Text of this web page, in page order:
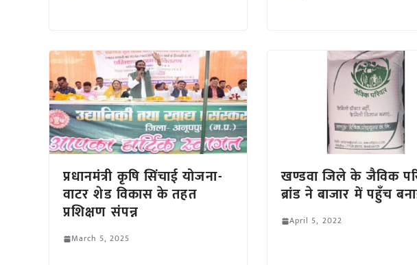
प्रधानमंत्री कृषि सिंचाई योजना-
वाटर शेड विकास के तहत
प्रशिक्षण संपन्न
March 5, 2025
खण्डवा जिले के जैविक
ब्रांड ने बाजार में पहुँच
April 5, 2022